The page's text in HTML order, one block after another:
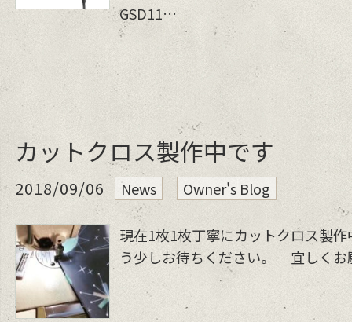
GSD11…
カットクロス製作中です
2018/09/06 News Owner's Blog
現在1枚1枚丁寧にカットクロス製
う少しお待ちください。 宜しくお